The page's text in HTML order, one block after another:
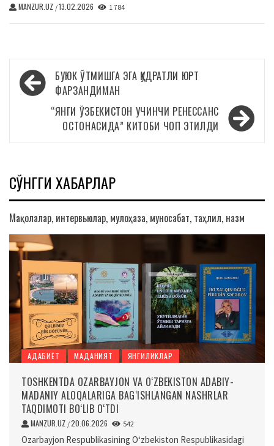
MANZUR.UZ /13.02.2026 1 784
Навигация
по
записям
БУЮК ЎТМИШГА ЭГА ҚУДРАТЛИ ЮРТ
ФАРЗАНДИМАН
“ЯНГИ ЎЗБЕКИСТОН УЧИНЧИ РЕНЕССАНС
ОСТОНАСИДА” КИТОБИ ЧОП ЭТИЛДИ
СЎНГГИ ХАБАРЛАР
Мақолалар, интервьюлар, мулоҳаза, муносабат, таҳлил, назм
АДАБИЁТ МАДАНИЯТ ЯНГИЛИКЛАР
TOSHKENTDA OZARBAYJON VA O‘ZBEKISTON ADABIY-
MADANIY ALOQALARIGA BAG‘ISHLANGAN NASHRLAR
TAQDIMOTI BO‘LIB O‘TDI
MANZUR.UZ /20.06.2026 542
Ozarbayjon Respublikasining O‘zbekiston Respublikasidagi